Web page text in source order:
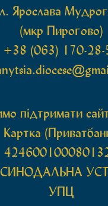
Ярослава
(мкр Пирогово)
+38 (063) 170-28-
підтримати сайт
Картка
УПЦ